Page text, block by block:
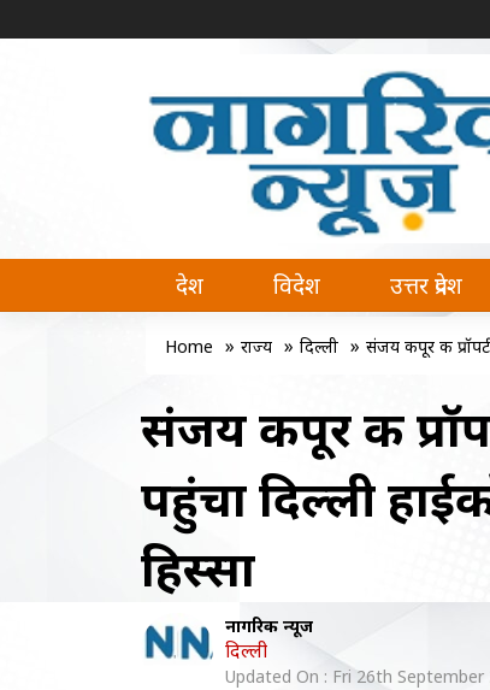
नागरिक न्यूज | Naagrik News
Naagrik News नागरिक न्यूज पर
देश विदेश उत्तर प्रदेश
Home » राज्य » दिल्ली » संजय कपूर की
संजय कपूर की
पहुंचा दिल्ली
हिस्सा
नागरिक न्यूज
दिल्ली
Updated On : Fri 26th September